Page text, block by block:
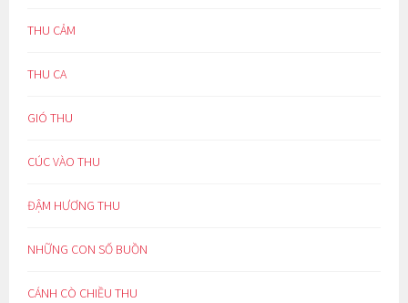
THU CẢM
THU CA
GIÓ THU
CÚC VÀO THU
ĐẬM HƯƠNG THU
NHỮNG CON SỐ BUỒN
CÁNH CÒ CHIỀU THU